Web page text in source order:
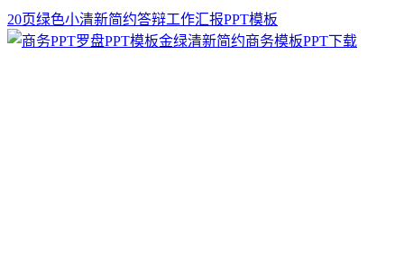
20页绿色小清新简约答辩工作汇报PPT模板